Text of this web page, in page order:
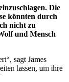
Die
könnten durch
nicht zu
und Mensch
sagt James
lassen, um ihre